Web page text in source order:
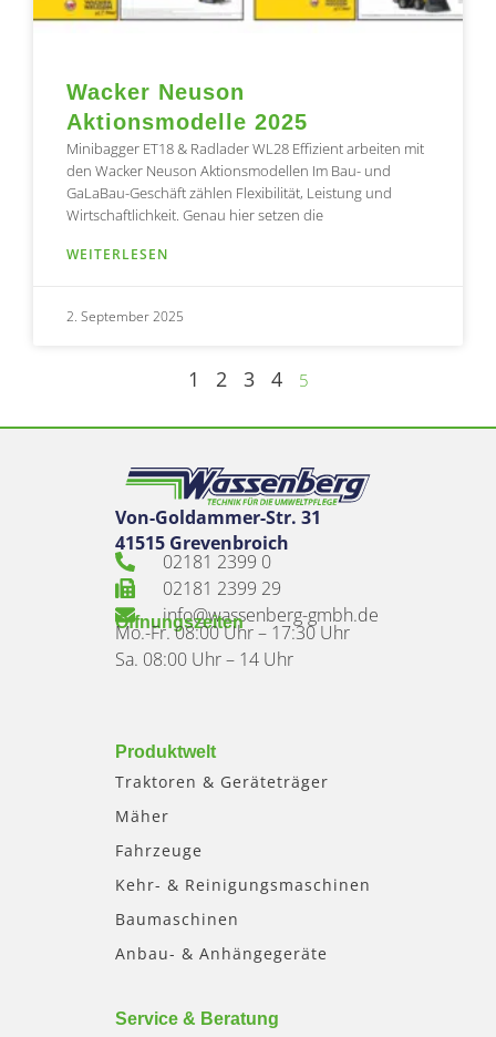
Wacker Neuson
Aktionsmodelle 2025
Minibagger ET18 & Radlader WL28 Effizient arbeiten mit
den Wacker Neuson Aktionsmodellen Im Bau- und
GaLaBau-Geschäft zählen Flexibilität, Leistung und
Wirtschaftlichkeit. Genau hier setzen die
WEITERLESEN
2. September 2025
1 2 3 4 5
Von-Goldammer-Str. 31
41515 Grevenbroich
02181 2399 0
02181 2399 29
info@wassenberg-gmbh.de
Öffnungszeiten
Mo.-Fr. 08:00 Uhr – 17:30 Uhr
Sa. 08:00 Uhr – 14 Uhr
Produktwelt
Traktoren & Geräteträger
Mäher
Fahrzeuge
Kehr- & Reinigungsmaschinen
Baumaschinen
Anbau- & Anhängegeräte
Service & Beratung